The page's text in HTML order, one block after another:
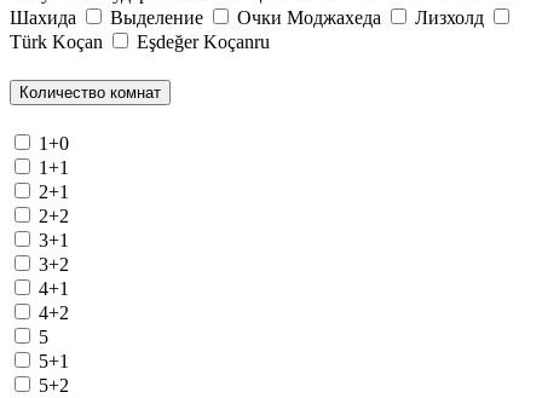
Шахида
Выделение Очки Моджахеда
Лизхолд
Türk Koçan
Eşdeğer Koçanru
Количество комнат
1+0
1+1
2+1
2+2
3+1
3+2
4+1
4+2
5
5+1
5+2